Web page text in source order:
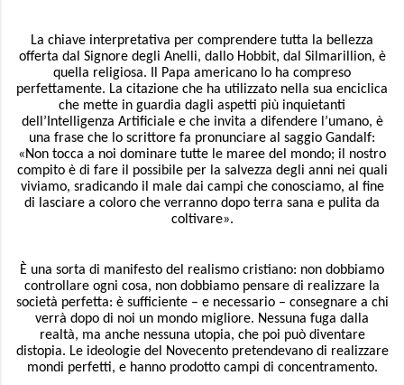
La chiave interpretativa per comprendere tutta la bellezza
offerta dal Signore degli Anelli, dallo Hobbit, dal Silmarillion, è
quella religiosa. Il Papa americano lo ha compreso
perfettamente. La citazione che ha utilizzato nella sua enciclica
che mette in guardia dagli aspetti più inquietanti
dell’Intelligenza Artificiale e che invita a difendere l’umano, è
una frase che lo scrittore fa pronunciare al saggio Gandalf:
«Non tocca a noi dominare tutte le maree del mondo; il nostro
compito è di fare il possibile per la salvezza degli anni nei quali
viviamo, sradicando il male dai campi che conosciamo, al fine
di lasciare a coloro che verranno dopo terra sana e pulita da
coltivare».
È una sorta di manifesto del realismo cristiano: non dobbiamo
controllare ogni cosa, non dobbiamo pensare di realizzare la
società perfetta: è sufficiente – e necessario – consegnare a chi
verrà dopo di noi un mondo migliore. Nessuna fuga dalla
realtà, ma anche nessuna utopia, che poi può diventare
distopia. Le ideologie del Novecento pretendevano di realizzare
mondi perfetti, e hanno prodotto campi di concentramento.